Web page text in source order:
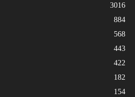
3016
884
568
443
422
182
154